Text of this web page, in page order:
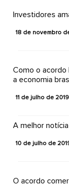
Investidores
18 de novembro
Como o acordo
a economia
11 de julho de 2019
A melhor
10 de julho de
O acordo